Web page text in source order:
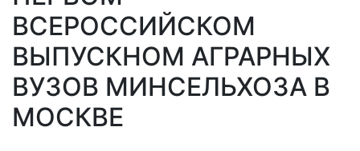
ВСЕРОССИЙСКОМ
ВЫПУСКНОМ АГРАРНЫХ
ВУЗОВ МИНСЕЛЬХОЗА В
МОСКВЕ